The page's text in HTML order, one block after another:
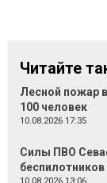
Читайте
Лесной пожар
100 человек
10.08.2026 17:35
Силы ПВО
беспилотников